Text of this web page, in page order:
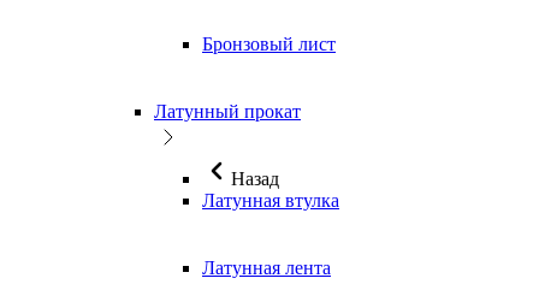
Бронзовый лист
Латунный прокат
Назад
Латунная втулка
Латунная лента